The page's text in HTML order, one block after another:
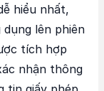
hiểu nhất,
lên phiên
tích hợp
nhận thông